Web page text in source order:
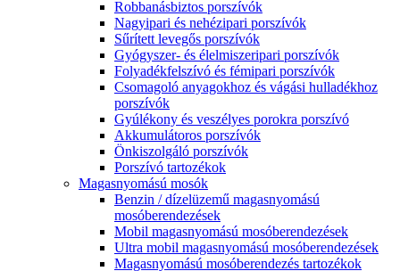
Robbanásbiztos porszívók
Nagyipari és nehézipari porszívók
Sűrített levegős porszívók
Gyógyszer- és élelmiszeripari porszívók
Folyadékfelszívó és fémipari porszívók
Csomagoló anyagokhoz és vágási hulladékhoz
porszívók
Gyúlékony és veszélyes porokra porszívó
Akkumulátoros porszívók
Önkiszolgáló porszívók
Porszívó tartozékok
Magasnyomású mosók
Benzin / dízelüzemű magasnyomású
mosóberendezések
Mobil magasnyomású mosóberendezések
Ultra mobil magasnyomású mosóberendezések
Magasnyomású mosóberendezés tartozékok